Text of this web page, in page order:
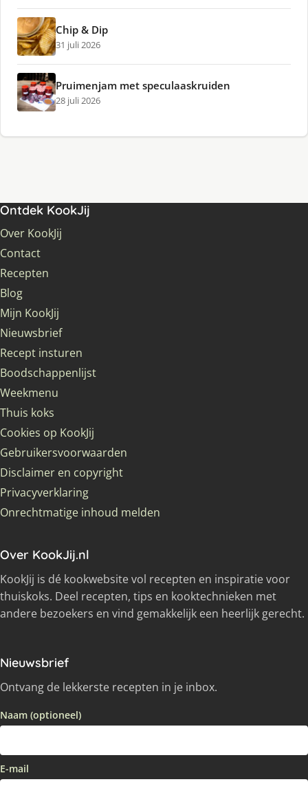
Chip & Dip
31 juli 2026
Pruimenjam met speculaaskruiden
28 juli 2026
Ontdek KookJij
Over KookJij
Contact
Recepten
Blog
Mijn KookJij
Nieuwsbrief
Recept insturen
Boodschappenlijst
Weekmenu
Thuis koks
Cookies op KookJij
Gebruikersvoorwaarden
Disclaimer en copyright
Privacyverklaring
Onrechtmatige inhoud melden
Over KookJij.nl
KookJij is dé kookwebsite vol recepten en inspiratie voor
thuiskoks. Deel recepten, tips en kooktechnieken met
andere bezoekers en vind gemakkelijk een heerlijk gerecht.
Nieuwsbrief
Ontvang de lekkerste recepten in je inbox.
Naam (optioneel)
E-mail